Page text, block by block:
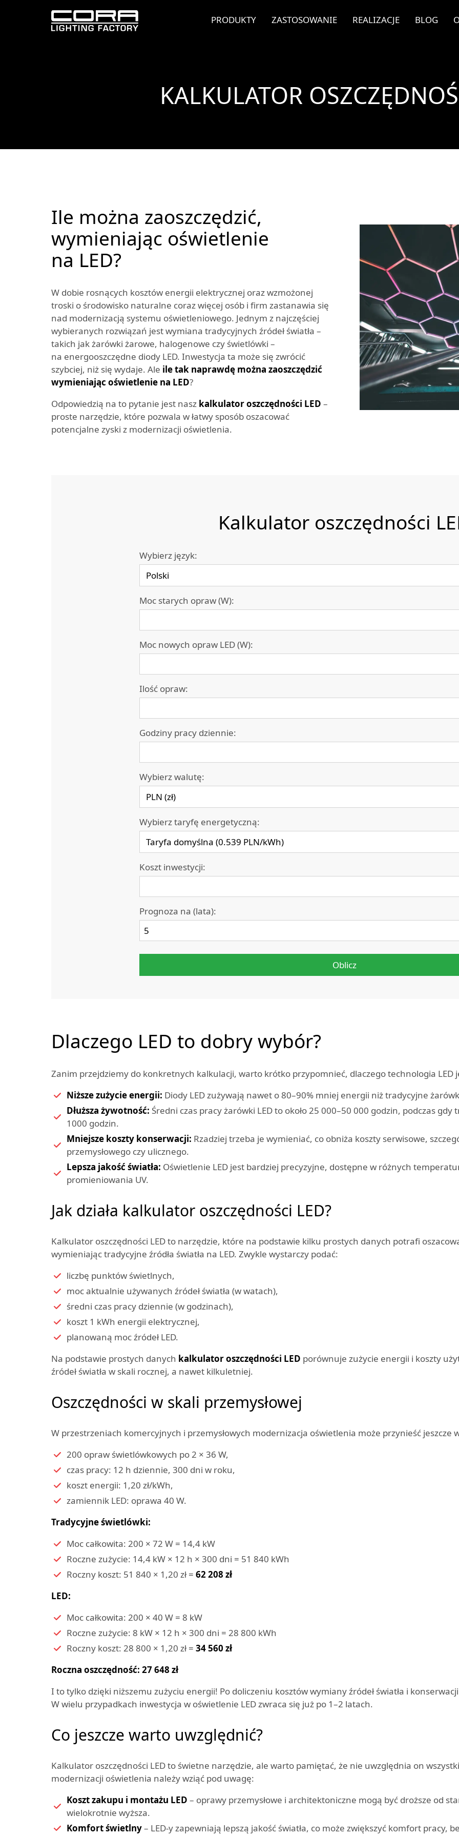
PRODUKTY ZASTOSOWANIE REALIZACJE BLOG
KALKULATOR
Ile można zaoszczędzić,
wymieniając oświetlenie
na LED?
W dobie rosnących kosztów energii elektrycznej oraz wzmożonej
troski o środowisko naturalne coraz więcej osób i firm zastanawia się
nad modernizacją systemu oświetleniowego. Jednym z najczęściej
wybieranych rozwiązań jest wymiana tradycyjnych źródeł światła –
takich jak żarówki żarowe, halogenowe czy świetlówki –
na energooszczędne diody LED. Inwestycja ta może się zwrócić
szybciej, niż się wydaje. Ale ile tak naprawdę można zaoszczędzić
wymieniając oświetlenie na LED?
Odpowiedzią na to pytanie jest nasz kalkulator oszczędności LED –
proste narzędzie, które pozwala w łatwy sposób oszacować
potencjalne zyski z modernizacji oświetlenia.
Kalkulator oszczędności
Wybierz język:
Moc starych opraw (W):
Moc nowych opraw LED (W):
Ilość opraw:
Godziny pracy dziennie:
Wybierz walutę:
Wybierz taryfę energetyczną:
Koszt inwestycji:
Prognoza na (lata):
Oblicz
Dlaczego LED to dobry wybór?
Zanim przejdziemy do konkretnych kalkulacji, warto krótko przypomnieć, dlaczego technologia LED
Niższe zużycie energii: Diody LED zużywają nawet o 80–90% mniej energii niż tradycyjne
Dłuższa żywotność: Średni czas pracy żarówki LED to około 25 000–50 000 godzin, podczas
1000 godzin.
Mniejsze koszty konserwacji: Rzadziej trzeba je wymieniać, co obniża koszty serwisowe,
przemysłowego czy ulicznego.
Lepsza jakość światła: Oświetlenie LED jest bardziej precyzyjne, dostępne w różnych
promieniowania UV.
Jak działa kalkulator oszczędności LED?
Kalkulator oszczędności LED to narzędzie, które na podstawie kilku prostych danych potrafi
wymieniając tradycyjne źródła światła na LED. Zwykle wystarczy podać:
liczbę punktów świetlnych,
moc aktualnie używanych źródeł światła (w watach),
średni czas pracy dziennie (w godzinach),
koszt 1 kWh energii elektrycznej,
planowaną moc źródeł LED.
Na podstawie prostych danych kalkulator oszczędności LED porównuje zużycie energii i koszty
źródeł światła w skali rocznej, a nawet kilkuletniej.
Oszczędności w skali przemysłowej
W przestrzeniach komercyjnych i przemysłowych modernizacja oświetlenia może przynieść jeszcze
200 opraw świetlówkowych po 2 × 36 W,
czas pracy: 12 h dziennie, 300 dni w roku,
koszt energii: 1,20 zł/kWh,
zamiennik LED: oprawa 40 W.
Tradycyjne świetlówki:
Moc całkowita: 200 × 72 W = 14,4 kW
Roczne zużycie: 14,4 kW × 12 h × 300 dni = 51 840 kWh
Roczny koszt: 51 840 × 1,20 zł = 62 208 zł
LED:
Moc całkowita: 200 × 40 W = 8 kW
Roczne zużycie: 8 kW × 12 h × 300 dni = 28 800 kWh
Roczny koszt: 28 800 × 1,20 zł = 34 560 zł
Roczna oszczędność: 27 648 zł
I to tylko dzięki niższemu zużyciu energii! Po doliczeniu kosztów wymiany źródeł światła i
W wielu przypadkach inwestycja w oświetlenie LED zwraca się już po 1–2 latach.
Co jeszcze warto uwzględnić?
Kalkulator oszczędności LED to świetne narzędzie, ale warto pamiętać, że nie uwzględnia on
modernizacji oświetlenia należy wziąć pod uwagę:
Koszt zakupu i montażu LED – oprawy przemysłowe i architektoniczne mogą być droższe od
wielokrotnie wyższa.
Komfort świetlny– LED-y zapewniają lepszą jakość światła, co może zwiększyć komfort pracy,